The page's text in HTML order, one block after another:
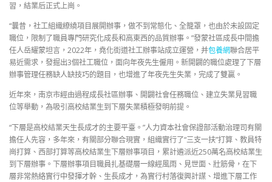
習，結業后正式上崗。
“曩昔，社工組織繚繞項目展開辦事，做不到常態化、全籠罩，也由於未設固定
職位，限制了職員專門研究化成長和高東西的品質辦事。”發蒙社區成長中間擔
任人岳耀蒙坦言，2022年，堯化街道社工辦事站成立運營，并包養網聯合居平
易近需求，發掘出3個社工職位，面向年夜先生僱用。新開闢的職位處理了下層
辦事管理任務缺人缺技巧的題目，也增進了年夜先生失業，完成了雙贏。
近年來，南京市經由過程成長社區辦事、開闢社會任務職位、建立失業見習職
位等舉動，為吸引高校結業生到下層失業積極發明前提。
“下層是高校結業天生長成才的主要平臺。”人力資本社會保證部活動治理司有關
擔任人先容，多年來，有關部分聯合現實，組織實行了“三支一扶”打算、教員特
崗打算、西部打算等高校結業生下層辦事項目，累計遴派近250萬名高校結業生
到下層辦事。下層辦事項目職員扎基礎層一線經風雨、見世面、壯筋骨，在下
層非常熱絡實行中發揮才幹、生長成才，為實行村落復興計謀、增進下層工作